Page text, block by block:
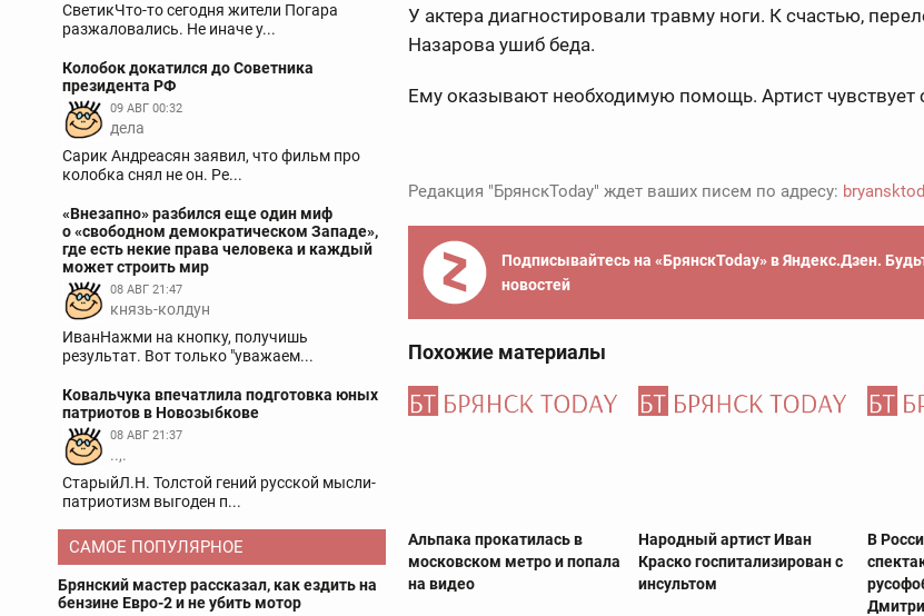
СветикЧто-то сегодня жители Погара
разжаловались. Не иначе у...
Колобок докатился до Советника
президента РФ
09 АВГ 00:32
дела
Сарик Андреасян заявил, что фильм про
колобка снял не он. Ре...
«Внезапно» разбился еще один миф
о «свободном демократическом Западе»,
где есть некие права человека и каждый
может строить мир
08 АВГ 21:47
князь-колдун
ИванНажми на кнопку, получишь
результат. Вот только "уважаем...
Ковальчука впечатлила подготовка юных
патриотов в Новозыбкове
08 АВГ 21:37
..,.
СтарыйЛ.Н. Толстой гений русской мысли-
патриотизм выгоден п...
САМОЕ ПОПУЛЯРНОЕ
Брянский мастер рассказал, как ездить на
бензине Евро-2 и не убить мотор
У актера диагностировали травму ноги. К счастью,
Назарова ушиб беда.
Ему оказывают необходимую помощь. Артист чувствует
Редакция "БрянскToday" ждет ваших писем по адресу:
Подписывайтесь на «БрянскToday» в Яндекс.Дзен.
новостей
Похожие материалы
Альпака прокатилась в
московском метро и попала
на видео
Народный артист Иван
Краско госпитализирован с
инсультом
В